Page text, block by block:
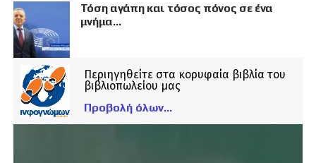
Τόση αγάπη και τόσος πόνος σε ένα
μνήμα…
Περιηγηθείτε στα κορυφαία βιβλία του
βιβλιοπωλείου μας
Προβολή όλων